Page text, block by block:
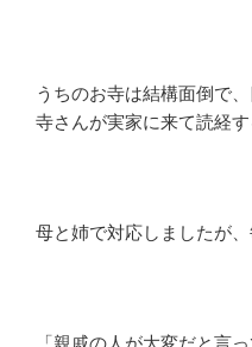
うちのお寺は結構面倒で
寺さんが実家に来て読経す
母と姉で対応しましたが
「親戚の人が大変だと言